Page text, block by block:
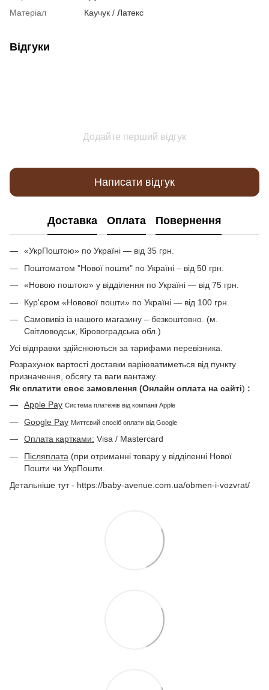
Матеріал
Каучук / Латекс
Відгуки
Додайте перший відгук
Написати відгук
Доставка Оплата Повернення
«УкрПоштою» по Україні — від 35 грн.
Поштоматом "Нової пошти" по Україні – від 50 грн.
«Новою поштою» у відділення по Україні — від 75 грн.
Кур'єром «Новової пошти» по Україні — від 100 грн.
Самовивіз із нашого магазину – безкоштовно. (м.
Світловодськ, Кіровоградська обл.)
Усі відправки здійснюються за тарифами перевізника.
Розрахунок вартості доставки варіюватиметься від пункту
призначення, обсягу та ваги вантажу.
Як сплатити своє замовлення (Онлайн оплата на сайті) :
Apple Pay Система платежів від компанії Apple
Google Pay Миттєвий спосіб оплати від Google
Оплата картками: Visa / Mastercard
Післяплата (при отриманні товару у відділенні Нової
Пошти чи УкрПошти.
Детальніше тут - https://baby-avenue.com.ua/obmen-i-vozvrat/